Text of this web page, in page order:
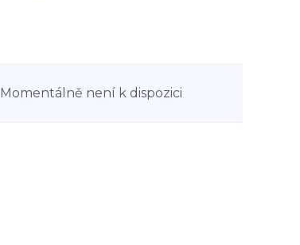
Momentálně není k dispozici